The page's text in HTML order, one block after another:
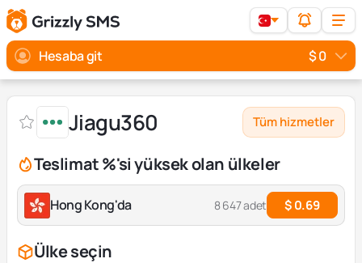
Hesaba git $ 0
Jiagu360 Tüm hizmetler
Teslimat %'si yüksek olan ülkeler
Hong Kong'da 8 647 adet $ 0.69
Ülke seçin